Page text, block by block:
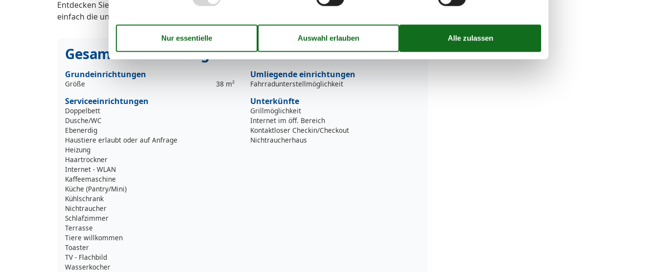
Entdecken Sie den Leuchtturm, das idyllische Kloster, den Hafen von Neuendorf oder genießen Sie
einfach die unberührte Natur dieser einzigartigen Ostseeinsel.
Gesamte Ausstattung
Grundeinrichtungen
Größe 38 m²
Serviceeinrichtungen
Doppelbett
Dusche/WC
Ebenerdig
Haustiere erlaubt oder auf Anfrage
Heizung
Haartrockner
Internet - WLAN
Kaffeemaschine
Küche (Pantry/Mini)
Kühlschrank
Nichtraucher
Schlafzimmer
Terrasse
Tiere willkommen
Toaster
TV - Flachbild
Wasserkocher
Umliegende einrichtungen
Fahrradunterstellmöglichkeit
Unterkünfte
Grillmöglichkeit
Internet im öff. Bereich
Kontaktloser Checkin/Checkout
Nichtraucherhaus